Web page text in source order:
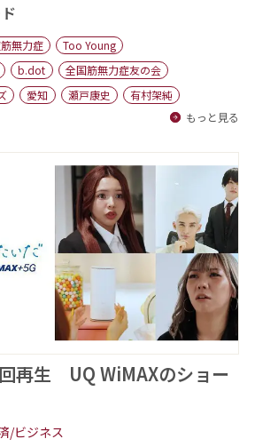
無力症
Too Young
b.dot
全国筋無力症友の会
愛知 瀬戸康史
有村架純
もっと見る
再生 UQ WiMAXのショー
/ビジネス